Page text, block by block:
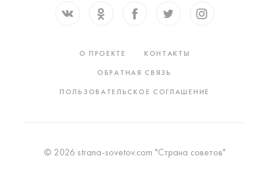
О ПРОЕКТЕ
КОНТАКТЫ
ОБРАТНАЯ СВЯЗЬ
ПОЛЬЗОВАТЕЛЬСКОЕ СОГЛАШЕНИЕ
© 2026 strana-sovetov.com "Страна советов"